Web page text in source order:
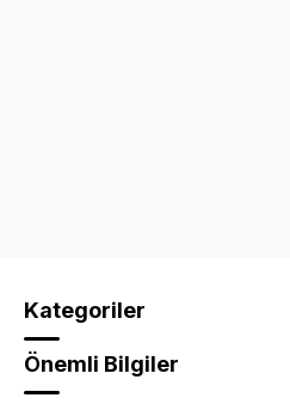
Kategoriler
Önemli Bilgiler